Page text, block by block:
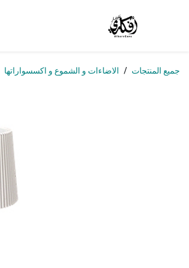
جميع المنتجات الاضاءات و الشموع و اكسسواراتها